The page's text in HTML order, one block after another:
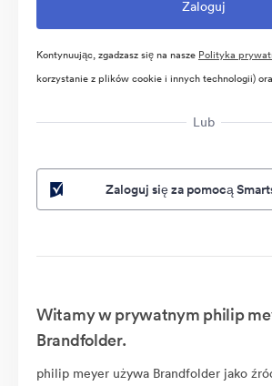
Kontynuując, zgadzasz się na nasze Polityka
korzystanie z plików cookie i innych technologii)
Lub
Zaloguj się za pomocą
Witamy w prywatnym philip
Brandfolder.
philip meyer używa Brandfolder jako